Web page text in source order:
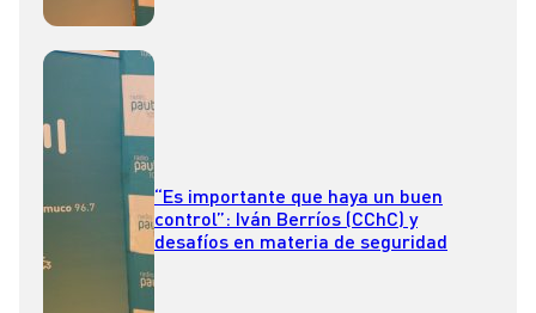
“Es importante que haya un buen
control”: Iván Berríos (CChC) y
desafíos en materia de seguridad